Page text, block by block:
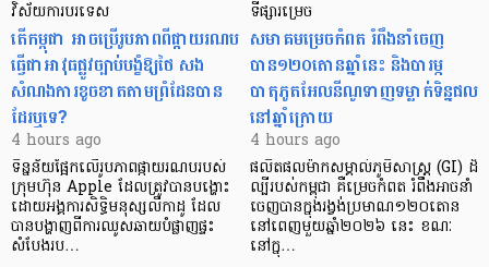
វិស័យការបរទេស
តើកម្ពុជា អាចប្រើរូបភាពពីផ្កាយរណប
ធ្វើជាអាវុធផ្លូវច្បាប់បង្ខំឱ្យថៃ សង
សំណងការខូចខាតតាមព្រំដែនបាន
ដែរឬទេ?​
4 hours ago
ទិន្នន័យផ្អែកលើរូបភាពផ្កាយរណបរបស់
ក្រុមហ៊ុន Apple ដែលត្រូវបានបង្ហោះ
ដោយអង្គការសិទ្ធិមនុស្សលីកាដូ ដែល
បានបង្ហាញពីការឈូសឆាយបំផ្លាញផ្ទះ
សំបែងរប…
ទីផ្សារម្រេច
សមាគមម្រេចកំពត រំពឹងនាំចេញ
បាន១២០តោនឆ្នាំនេះ និងបារម្ភ
បាតុភូតអែលនីណូទាញទម្លាក់ទិន្នផល
នៅឆ្នាំក្រោយ
4 hours ago
ផលិតផលម៉ាកសម្គាល់ភូមិសាស្ត្រ (GI) ដ៏
ល្បីរបស់កម្ពុជា គឺម្រេចកំពត រំពឹងអាចនាំ
ចេញបានក្នុងរង្វង់ប្រមាណ១២០តោន
នៅពេញមួយឆ្នាំ២០២៦ នេះ ខណៈ
នៅក្នុ…